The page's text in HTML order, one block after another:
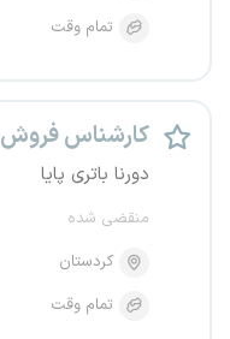
تمام وقت
کارشناس فروش
دورنا باتری پایا
منقضی شده
کردستان
تمام وقت